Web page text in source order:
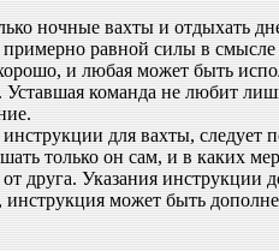
ночные вахты и отдыхать
равной силы в
и любая может быть
команда не любит
для вахты,
только он сам, и в каких
друга. Указания
инструкция может быть